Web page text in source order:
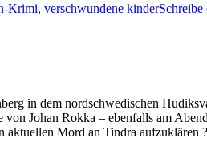
Krimi, verschwundene kinderSchreibe
in dem nordschwedischen
Johan Rokka – ebenfalls am
aktuellen Mord an Tindra aufzuklären ?